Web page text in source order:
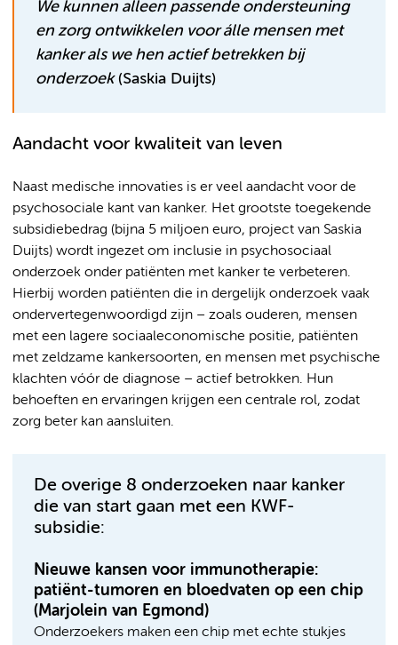
We kunnen alleen passende ondersteuning
en zorg ontwikkelen voor álle mensen met
kanker als we hen actief betrekken bij
onderzoek(Saskia Duijts)
Aandacht voor kwaliteit van leven
Naast medische innovaties is er veel aandacht voor de
psychosociale kant van kanker. Het grootste toegekende
subsidiebedrag (bijna 5 miljoen euro, project van Saskia
Duijts) wordt ingezet om inclusie in psychosociaal
onderzoek onder patiënten met kanker te verbeteren.
Hierbij worden patiënten die in dergelijk onderzoek vaak
ondervertegenwoordigd zijn – zoals ouderen, mensen
met een lagere sociaaleconomische positie, patiënten
met zeldzame kankersoorten, en mensen met psychische
klachten vóór de diagnose – actief betrokken. Hun
behoeften en ervaringen krijgen een centrale rol, zodat
zorg beter kan aansluiten.
De overige 8 onderzoeken naar kanker
die van start gaan met een KWF-
subsidie:
Nieuwe kansen voor immunotherapie:
patiënt-tumoren en bloedvaten op een chip
(Marjolein van Egmond)
Onderzoekers maken een chip met echte stukjes